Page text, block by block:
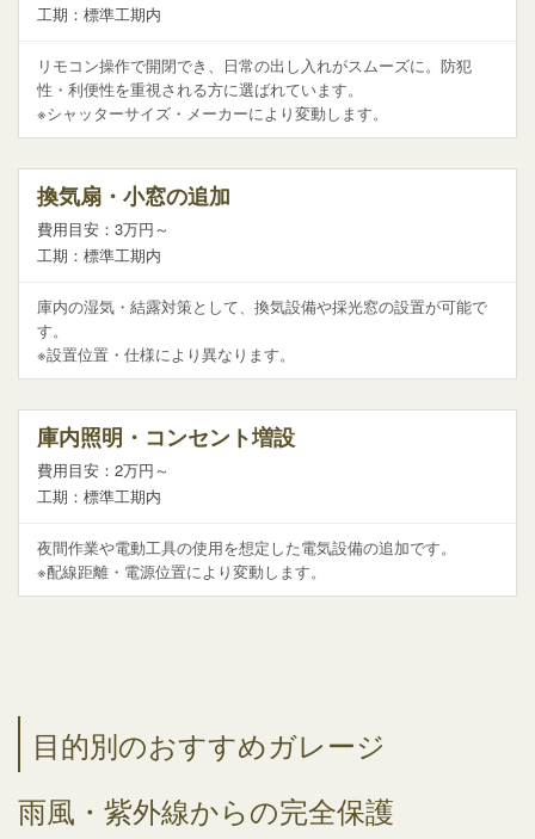
工期：標準工期内
リモコン操作で開閉でき、日常の出し入れがスムーズに。防犯
性・利便性を重視される方に選ばれています。
※シャッターサイズ・メーカーにより変動します。
換気扇・小窓の追加
費用目安：3万円～
工期：標準工期内
庫内の湿気・結露対策として、換気設備や採光窓の設置が可能で
す。
※設置位置・仕様により異なります。
庫内照明・コンセント増設
費用目安：2万円～
工期：標準工期内
夜間作業や電動工具の使用を想定した電気設備の追加です。
※配線距離・電源位置により変動します。
目的別のおすすめガレージ
雨風・紫外線からの完全保護